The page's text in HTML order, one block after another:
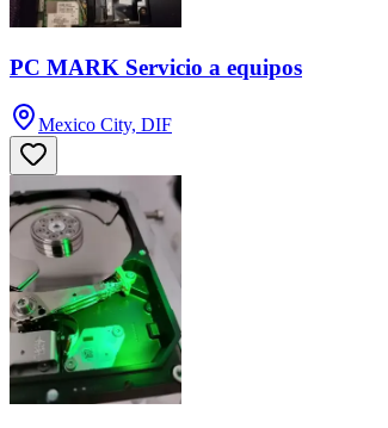
PC MARK Servicio a equipos
Mexico City, DIF